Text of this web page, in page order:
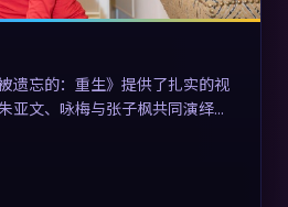
遗忘的：重生》提供了扎实的视
亚文、咏梅与张子枫共同演绎。
内容用喜剧外壳包裹对现实规则
高清流畅、人物关系与情节反
」「法国电影」的用户。